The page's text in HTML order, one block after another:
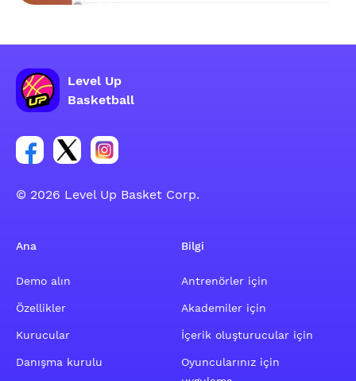
Level Up
Basketball
Facebook hesabı sosyal grubu linki
Twitter hesabı sosyal grubu linki
Instagram hesabı sosyal grubu linki
© 2026 Level Up Basket Corp.
Ana
Demo alın
Özellikler
Kurucular
Danışma kurulu
Bilgi
Antrenörler için
Akademiler için
İçerik oluşturucular için
Oyuncularınız için